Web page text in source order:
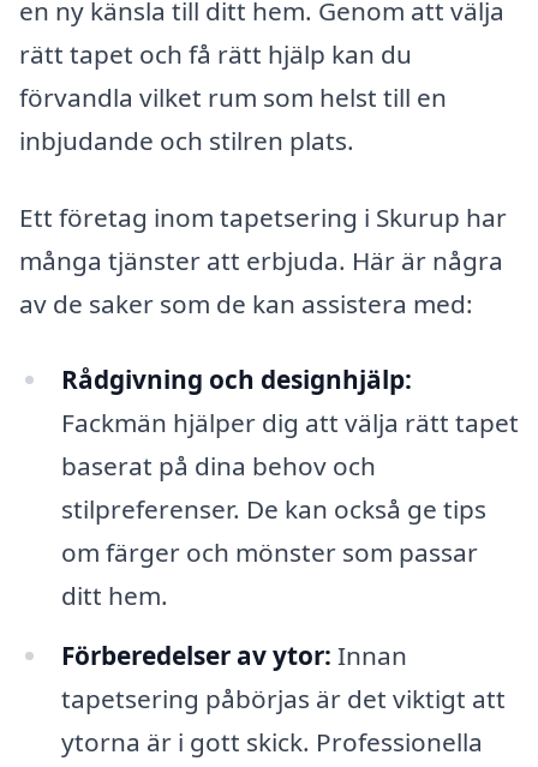
en ny känsla till ditt hem. Genom att välja
rätt tapet och få rätt hjälp kan du
förvandla vilket rum som helst till en
inbjudande och stilren plats.
Ett företag inom tapetsering i Skurup har
många tjänster att erbjuda. Här är några
av de saker som de kan assistera med:
Rådgivning och designhjälp:
Fackmän hjälper dig att välja rätt tapet
baserat på dina behov och
stilpreferenser. De kan också ge tips
om färger och mönster som passar
ditt hem.
Förberedelser av ytor: Innan
tapetsering påbörjas är det viktigt att
ytorna är i gott skick. Professionella